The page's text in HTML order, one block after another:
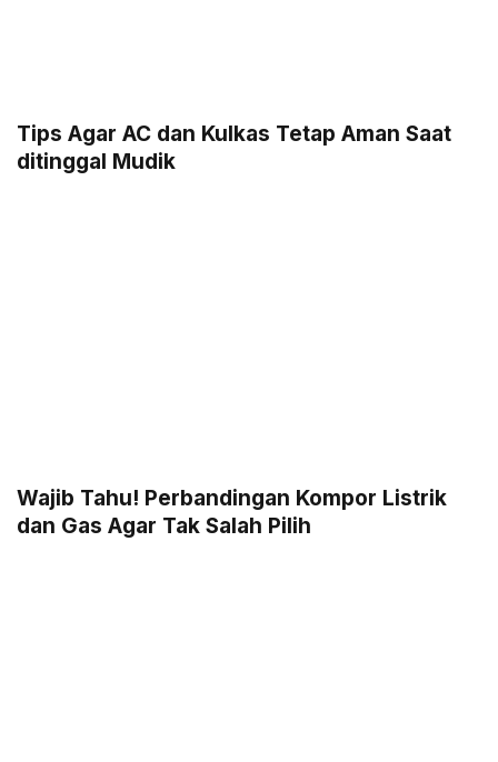
Tips Agar AC dan Kulkas Tetap Aman Saat
ditinggal Mudik
Wajib Tahu! Perbandingan Kompor Listrik
dan Gas Agar Tak Salah Pilih